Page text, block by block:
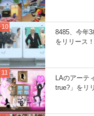
8485、今年
をリリース！
LAのアーテ
true?」をリ